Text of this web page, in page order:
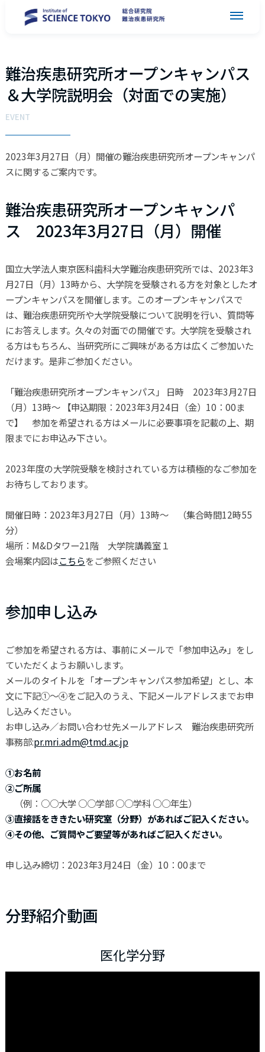
難治疾患研究所オープンキャンパス
＆大学院説明会（対面での実施）
EVENT
2023年3月27日（月）開催の難治疾患研究所オープンキャンパ
スに関するご案内です。
難治疾患研究所オープンキャンパ
ス 2023年3月27日（月）開催
国立大学法人東京医科歯科大学難治疾患研究所では、2023年3
月27日（月）13時から、大学院を受験される方を対象としたオ
ープンキャンパスを開催します。このオープンキャンパスで
は、難治疾患研究所や大学院受験について説明を行い、質問等
にお答えします。久々の対面での開催です。大学院を受験され
る方はもちろん、当研究所にご興味がある方は広くご参加いた
だけます。是非ご参加ください。
「難治疾患研究所オープンキャンパス」 日時 2023年3月27日
（月）13時～ 【申込期限：2023年3月24日（金）10：00ま
で】 参加を希望される方はメールに必要事項を記載の上、期
限までにお申込み下さい。
2023年度の大学院受験を検討されている方は積極的なご参加を
お待ちしております。
開催日時：2023年3月27日（月）13時～ （集合時間12時55
分）
場所：M&Dタワー21階 大学院講義室１
会場案内図はこちらをご参照ください
参加申し込み
ご参加を希望される方は、事前にメールで「参加申込み」をし
ていただくようお願いします。
メールのタイトルを「オープンキャンパス参加希望」とし、本
文に下記①～④をご記入のうえ、下記メールアドレスまでお申
し込みください。
お申し込み／お問い合わせ先メールアドレス 難治疾患研究所
事務部:pr.mri.adm@tmd.ac.jp
①お名前
②ご所属
（例：○○大学 ○○学部 ○○学科 ○○年生）
③直接話をききたい研究室（分野）があればご記入ください。
④その他、ご質問やご要望等があればご記入ください。
申し込み締切：2023年3月24日（金）10：00まで
分野紹介動画
医化学分野